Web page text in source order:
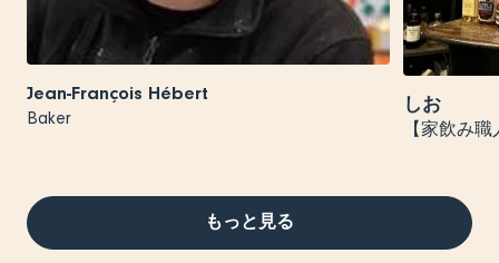
Jean-François Hébert
Baker
しお
【家飲み
もっと見る